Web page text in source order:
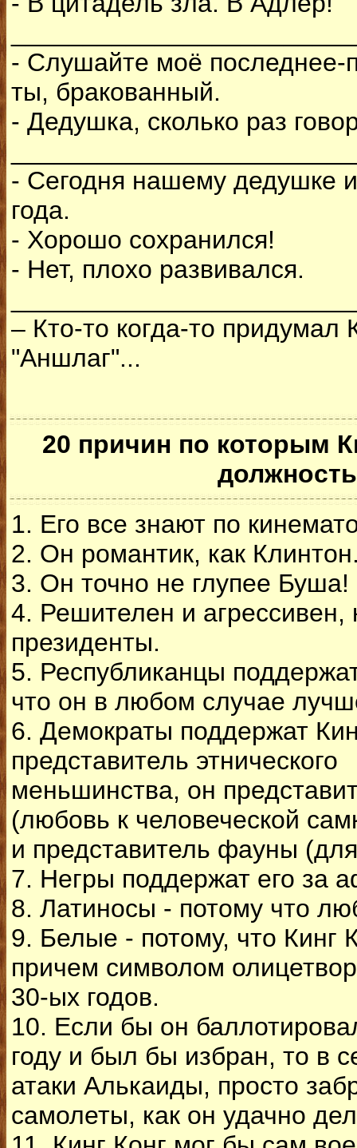
- Слушайте моё последнее-
ты, бракованный.
- Дедушка, сколько раз
- Сегодня нашему дедушке
года.
- Хорошо сохранился!
- Нет, плохо развивался.
– Кто-то когда-то
"Аншлаг"...
20 причин по которым
1. Его все знают по
2. Он романтик, как
3. Он точно не глупее Буша!
4. Решителен и агрессивен,
президенты.
5. Республиканцы
что он в любом случае
6. Демократы поддержат
представитель этнического
меньшинства, он
(любовь к человеческой
и представитель фауны
7. Негры поддержат его за
8. Латиносы - потому что
9. Белые - потому, что Кинг
причем символом
30-ых годов.
10. Если бы он
году и был бы избран, то в
атаки Алькаиды, просто
самолеты, как он удачно